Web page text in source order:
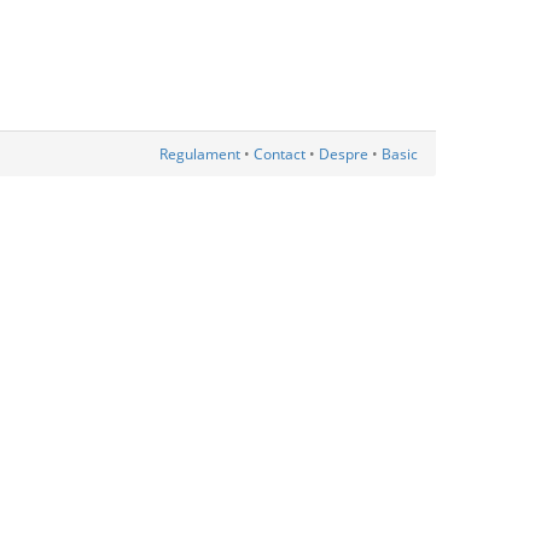
Regulament • Contact • Despre • Basic